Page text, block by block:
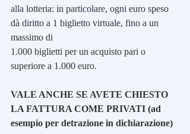
alla lotteria: in particolare, ogni euro speso
dà diritto a 1 biglietto virtuale, fino a un
massimo di
1.000 biglietti per un acquisto pari o
superiore a 1.000 euro.
VALE ANCHE SE AVETE CHIESTO
LA FATTURA COME PRIVATI (ad
esempio per detrazione in dichiarazione)